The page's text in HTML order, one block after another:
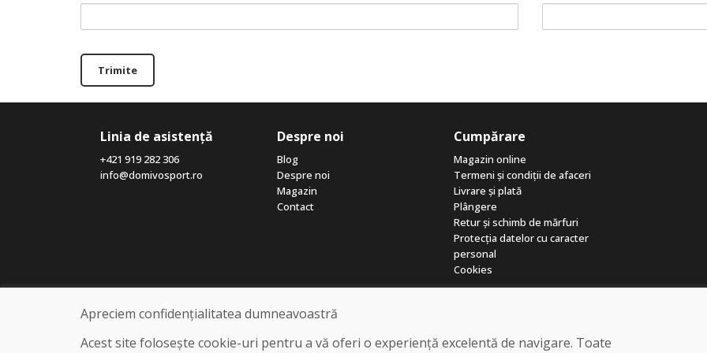
Trimite
Linia de asistență
+421 919 282 306
info@domivosport.ro
Despre noi
Blog
Despre noi
Magazin
Contact
Cumpărare
Magazin online
Termeni și condiții de afaceri
Livrare și plată
Plângere
Retur și schimb de mărfuri
Protecția datelor cu caracter
personal
Cookies
Apreciem confidențialitatea dumneavoastră
Acest site folosește cookie-uri pentru a vă oferi o experiență excelentă de navigare. Toate